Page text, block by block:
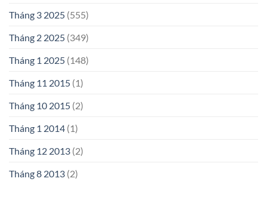
Tháng 3 2025 (555)
Tháng 2 2025 (349)
Tháng 1 2025 (148)
Tháng 11 2015 (1)
Tháng 10 2015 (2)
Tháng 1 2014 (1)
Tháng 12 2013 (2)
Tháng 8 2013 (2)